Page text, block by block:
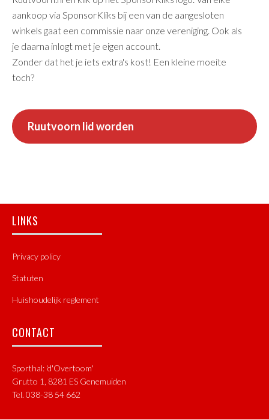
aankoop via SponsorKliks bij een van de aangesloten
winkels gaat een commissie naar onze vereniging. Ook als
je daarna inlogt met je eigen account.
Zonder dat het je iets extra's kost! Een kleine moeite
toch?
Ruutvoorn lid worden
Footer
LINKS
Privacy policy
Statuten
Huishoudelijk reglement
CONTACT
Sporthal: 'd'Overtoom'
Grutto 1, 8281 ES Genemuiden
Tel. 038-38 54 662